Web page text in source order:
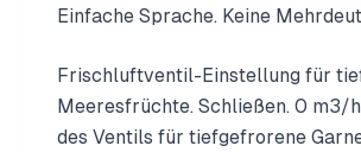
Einfache Sprache. Keine
Frischluftventil-Einstellung für
Meeresfrüchte. Schließen. 0 m3/
des Ventils für tiefgefrorene